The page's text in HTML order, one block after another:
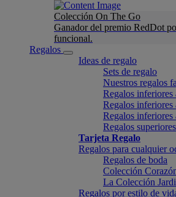
Colección On The Go
Ganador del premio RedDot
funcional.
Regalos
Ideas de regalo
Sets de regalo
Nuestros regalos
Regalos inferiores
Regalos inferiores
Regalos inferiores
Regalos
Tarjeta Regalo
Regalos para cualquier
Regalos de boda
Colección
La Colección
Regalos por estilo de